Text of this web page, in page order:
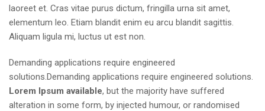
laoreet et. Cras vitae purus dictum, fringilla urna sit amet,
elementum leo. Etiam blandit enim eu arcu blandit sagittis.
Aliquam ligula mi, luctus ut est non.
Demanding applications require engineered
solutions.Demanding applications require engineered solutions.
Lorem Ipsum available, but the majority have suffered
alteration in some form, by injected humour, or randomised